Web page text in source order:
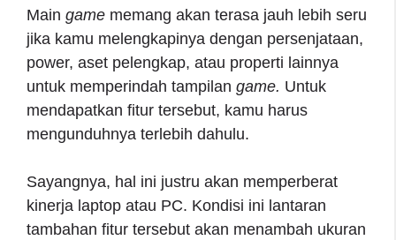
Main game memang akan terasa jauh lebih seru
jika kamu melengkapinya dengan persenjataan,
power, aset pelengkap, atau properti lainnya
untuk memperindah tampilan game. Untuk
mendapatkan fitur tersebut, kamu harus
mengunduhnya terlebih dahulu.
Sayangnya, hal ini justru akan memperberat
kinerja laptop atau PC. Kondisi ini lantaran
tambahan fitur tersebut akan menambah ukuran